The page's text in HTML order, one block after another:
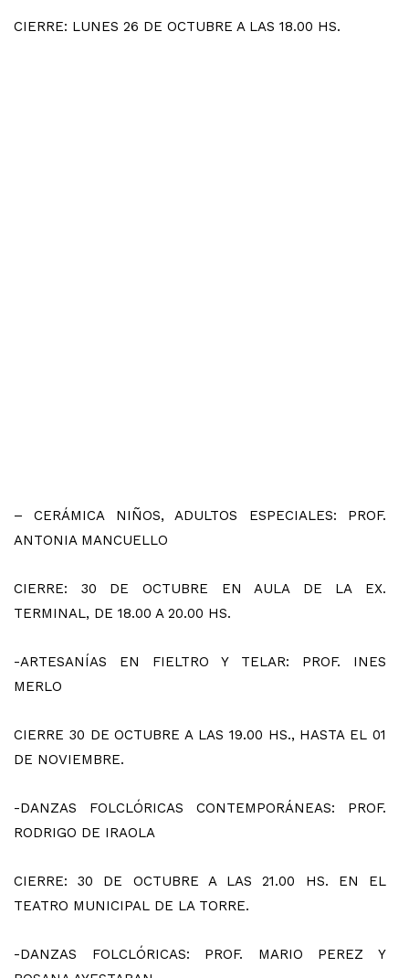
CIERRE: LUNES 26 DE OCTUBRE A LAS 18.00 HS.
– CERÁMICA NIÑOS, ADULTOS ESPECIALES: PROF.
ANTONIA MANCUELLO
CIERRE: 30 DE OCTUBRE EN AULA DE LA EX.
TERMINAL, DE 18.00 A 20.00 HS.
-ARTESANÍAS EN FIELTRO Y TELAR: PROF. INES
MERLO
CIERRE 30 DE OCTUBRE A LAS 19.00 HS., HASTA EL 01
DE NOVIEMBRE.
-DANZAS FOLCLÓRICAS CONTEMPORÁNEAS: PROF.
RODRIGO DE IRAOLA
CIERRE: 30 DE OCTUBRE A LAS 21.00 HS. EN EL
TEATRO MUNICIPAL DE LA TORRE.
-DANZAS FOLCLÓRICAS: PROF. MARIO PEREZ Y